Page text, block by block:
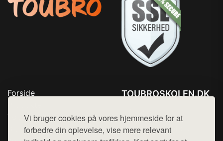
Vi bruger cookies på vores hjemmeside for at
forbedre din oplevelse, vise mere relevant
Forside
Top Rabatter
Blog
TOUBROSKOLEN.DK
Mail: hej@want.dk